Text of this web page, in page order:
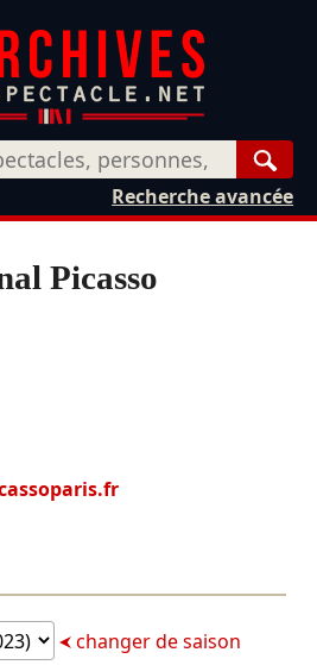
Recherche avancée
Picasso
changer de saison